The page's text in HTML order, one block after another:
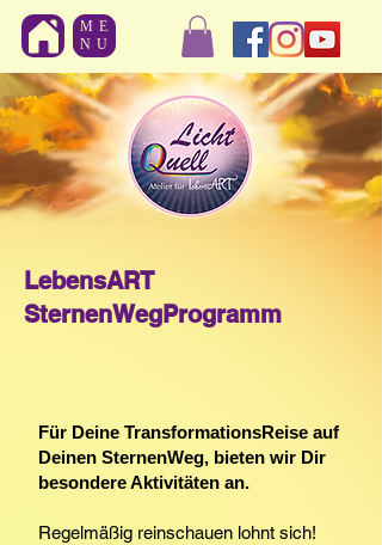
ME
NU
LebensART
SternenWegProgramm
Für Deine TransformationsReise auf
Deinen SternenWeg, bieten wir Dir
besondereAktivitäten an.
Regelmäßig reinschauen lohnt sich!